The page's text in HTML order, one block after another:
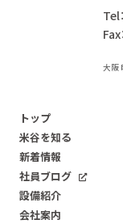
Tel
大阪
トップ
米谷を知る
新着情報
社員ブログ
設備紹介
会社案内